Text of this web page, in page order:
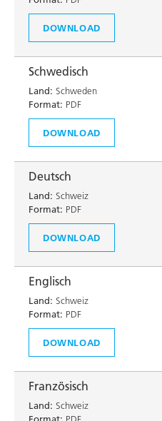
DOWNLOAD
Schwedisch
Land: Schweden
Format: PDF
DOWNLOAD
Deutsch
Land: Schweiz
Format: PDF
DOWNLOAD
Englisch
Land: Schweiz
Format: PDF
DOWNLOAD
Französisch
Land: Schweiz